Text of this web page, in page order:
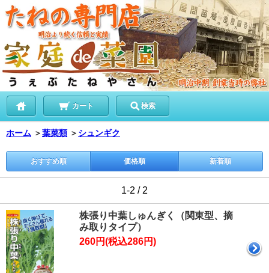
カート 検索
ホーム ＞葉菜類 ＞ シュンギク
おすすめ順 価格順 新着順
1-2 / 2
株張り中葉しゅんぎく（関東型、摘
み取りタイプ）
260円(税込286円)